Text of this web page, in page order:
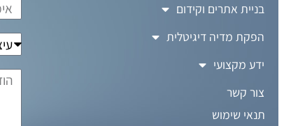
בניית אתרים וקידום
הפקת מדיה דיגיטלית
ידע מקצועי
צור קשר
תנאי שימוש